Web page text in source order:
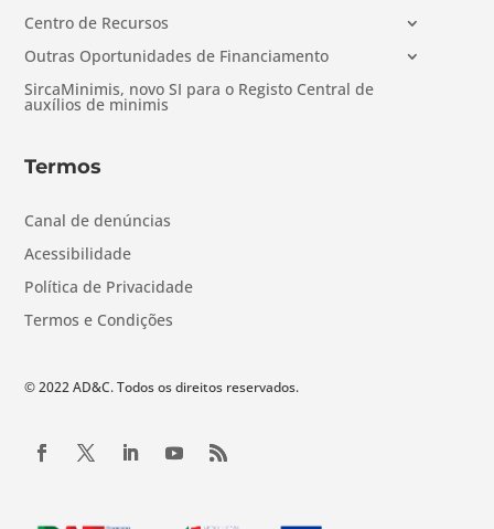
Centro de Recursos
Outras Oportunidades de Financiamento
SircaMinimis, novo SI para o Registo Central de
auxílios de minimis
Termos
Canal de denúncias
Acessibilidade
Política de Privacidade
Termos e Condições
© 2022 AD&C. Todos os direitos reservados.